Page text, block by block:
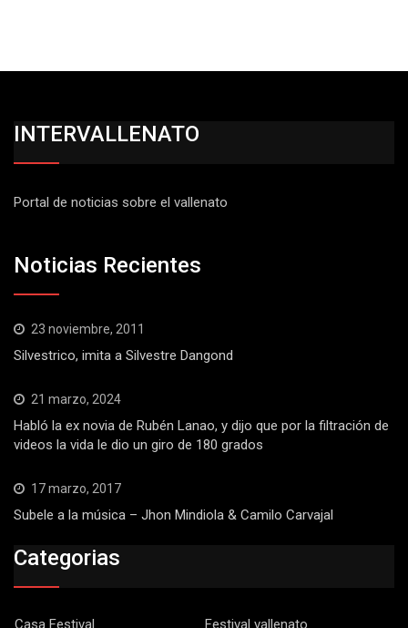
INTERVALLENATO
Portal de noticias sobre el vallenato
Noticias Recientes
23 noviembre, 2011
Silvestrico, imita a Silvestre Dangond
21 marzo, 2024
Habló la ex novia de Rubén Lanao, y dijo que por la filtración de
videos la vida le dio un giro de 180 grados
17 marzo, 2017
Subele a la música – Jhon Mindiola & Camilo Carvajal
Categorias
Casa Festival Festival vallenato